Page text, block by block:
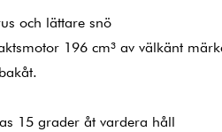
och lättare snö
196 cm³ av välkänt
15 grader åt vardera håll